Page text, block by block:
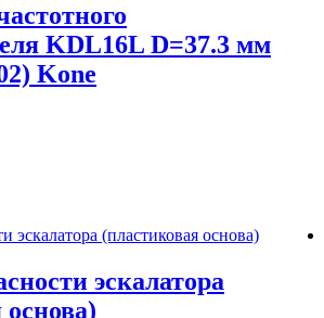
KDL16L D=37.3 мм
Kone
эскалатора